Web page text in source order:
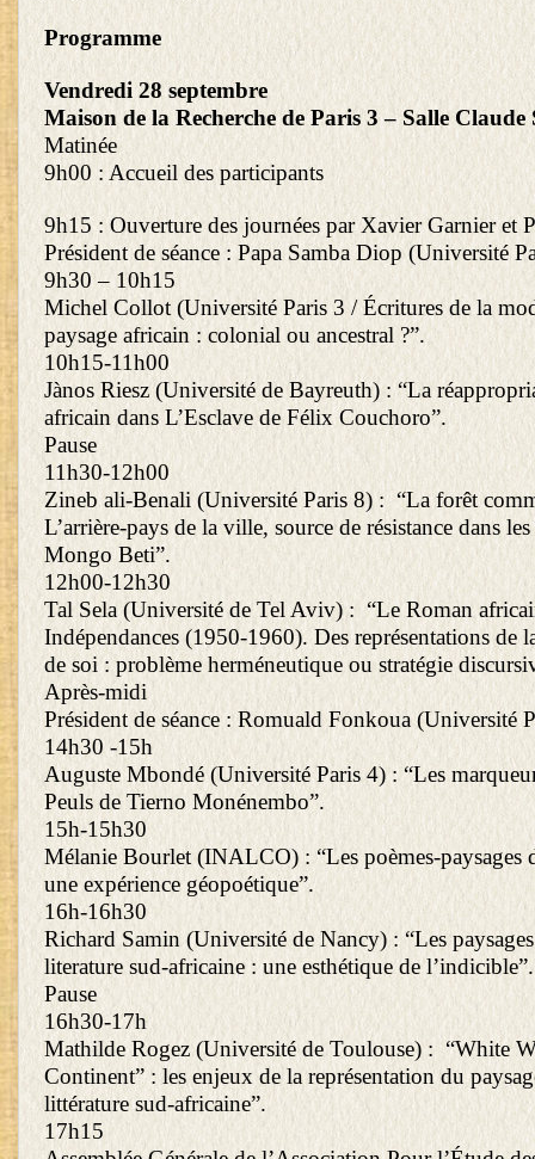
Programme
Vendredi 28 septembre
Maison de la Recherche de Paris 3 – Salle Claude
Matinée
9h00 : Accueil des participants
9h15 : Ouverture des journées par Xavier Garnier et
Président de séance : Papa Samba Diop (Université
9h30 – 10h15
Michel Collot (Université Paris 3 / Écritures de la
paysage africain : colonial ou ancestral ?”.
10h15-11h00
Jànos Riesz (Université de Bayreuth) : “La
africain dans L’Esclave de Félix Couchoro”.
Pause
11h30-12h00
Zineb ali-Benali (Université Paris 8) : “La forêt
L’arrière-pays de la ville, source de résistance dans
Mongo Beti”.
12h00-12h30
Tal Sela (Université de Tel Aviv) : “Le Roman
Indépendances (1950-1960). Des représentations de
de soi : problème herméneutique ou stratégie
Après-midi
Président de séance : Romuald Fonkoua (Université
14h30 -15h
Auguste Mbondé (Université Paris 4) : “Les
Peuls de Tierno Monénembo”.
15h-15h30
Mélanie Bourlet (INALCO) : “Les poèmes-paysages
une expérience géopoétique”.
16h-16h30
Richard Samin (Université de Nancy) : “Les
literature sud-africaine : une esthétique de l’indicible”.
Pause
16h30-17h
Mathilde Rogez (Université de Toulouse) : “White
Continent” : les enjeux de la représentation du
littérature sud-africaine”.
17h15